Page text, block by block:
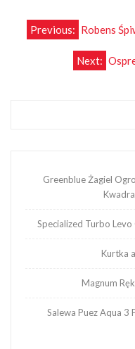
Nawigacja
Previous: Robens
Next:
Greenblue Żagiel
Specialized Turbo
Kurtka
Magnum
Salewa Puez Aqua